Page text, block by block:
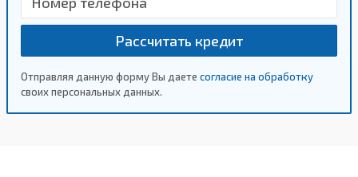
Рассчитать кредит
Отправляя данную форму Вы даете согласие на обработку
своих персональных данных.